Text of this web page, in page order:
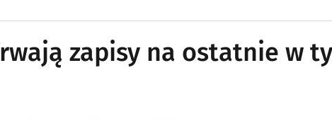
zapisy na ostatnie w